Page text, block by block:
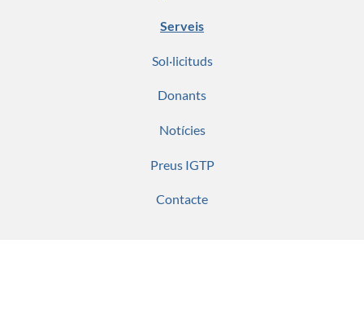
Serveis
Sol·licituds
Donants
Notícies
Preus IGTP
Contacte